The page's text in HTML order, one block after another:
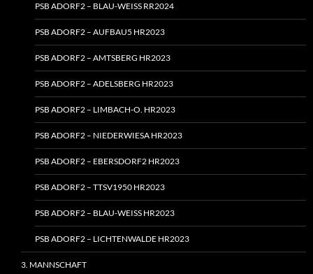
PSB ADORF2 – BLAU-WEISS RR2024
PSB ADORF2 – AUFBAU5 HR2023
PSB ADORF2 – AMTSBERG HR2023
PSB ADORF2 – ADELSBERG HR2023
PSB ADORF2 – LIMBACH‑O. HR2023
PSB ADORF2 – NIEDERWIESA HR2023
PSB ADORF2 – EBERSDORF2 HR2023
PSB ADORF2 – TTSV1950 HR2023
PSB ADORF2 – BLAU-WEISS HR2023
PSB ADORF2 – LICHTENWALDE HR2023
3. MANNSCHAFT